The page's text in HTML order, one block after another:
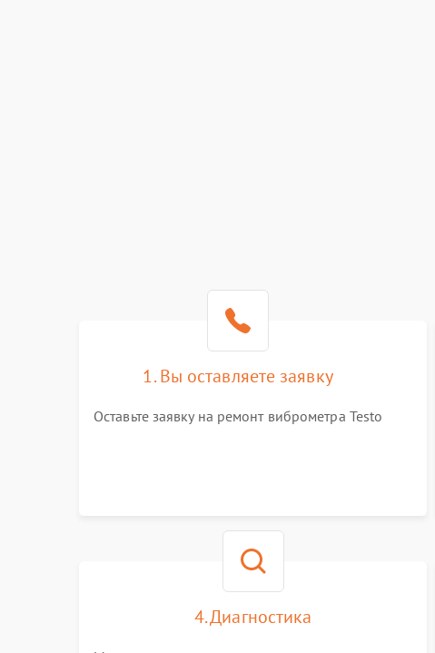
1. Вы оставляете заявку
Оставьте заявку на ремонт виброметра Testo
4. Диагностика